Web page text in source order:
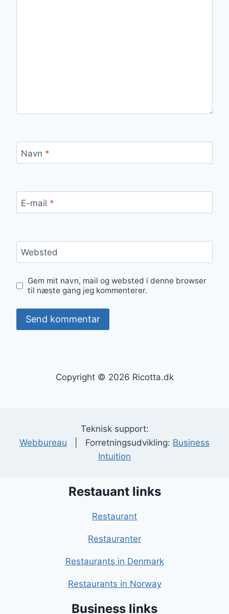
Navn *
E-mail *
Websted
Gem mit navn, mail og websted i denne browser
til næste gang jeg kommenterer.
Copyright © 2026 Ricotta.dk
Teknisk support:
Webbureau | Forretningsudvikling: Business
Intuition
Restauant links
Restaurant
Restauranter
Restaurants in Denmark
Restaurants in Norway
Business links